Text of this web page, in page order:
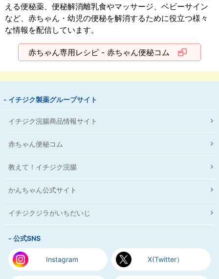
える便秘薬、便秘解消離乳食やマッサージ、ベビーサイン
など、赤ちゃん・幼児の便秘を解消するために役立つ様々
な情報を配信しています。
赤ちゃん専用レシピ - 赤ちゃん便秘コム
- イチジク製薬グループサイト
イチジク浣腸商品情報サイト
赤ちゃん便秘コム
教えて！イチジク浣腸
かんちゃん公式サイト
イチジクジラがいちだいじ
- 公式SNS
Instagram X(Twitter）